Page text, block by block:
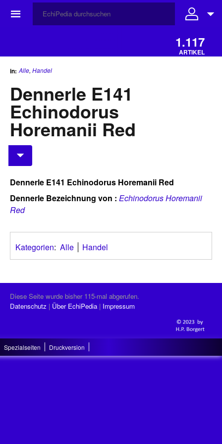
☰
1.117
ARTIKEL
in: Alle, Handel
Dennerle E141
Echinodorus
Horemanii Red
Dennerle E141 Echinodorus Horemanii Red
Dennerle Bezeichnung von : Echinodorus Horemanii
Red
Kategorien: Alle Handel
Diese Seite wurde bisher 115-mal abgerufen.
Datenschutz
Über EchiPedia Impressum
Spezialseiten Druckversion